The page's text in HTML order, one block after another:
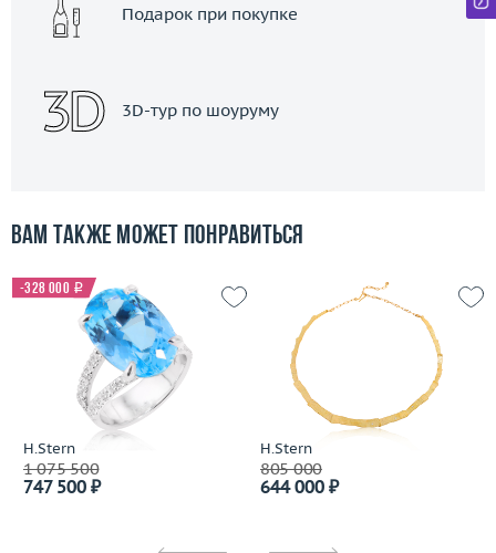
Подарок при покупке
3D-тур по шоуруму
Вам также может понравиться
H.Stern
1 075 500
747 500 ₽
-328 000 i
H.Stern
805 000
644 000 ₽